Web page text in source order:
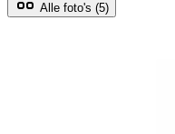
Alle foto's (5)